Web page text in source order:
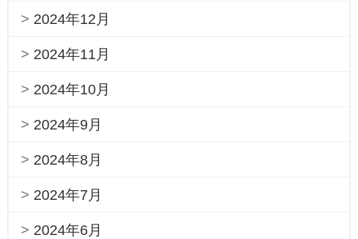
2024年12月
2024年11月
2024年10月
2024年9月
2024年8月
2024年7月
2024年6月